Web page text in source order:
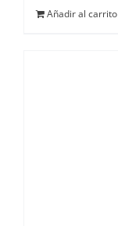
Añadir al carrito